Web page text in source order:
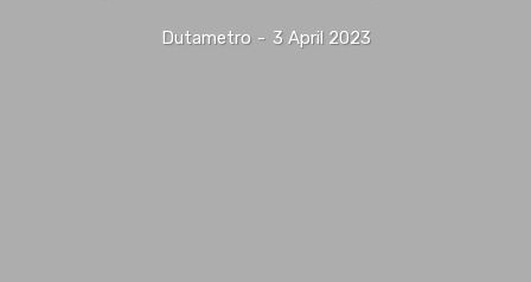
Dutametro - 3 April 2023